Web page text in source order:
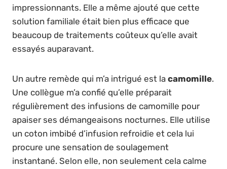
impressionnants. Elle a même ajouté que cette
solution familiale était bien plus efficace que
beaucoup de traitements coûteux qu’elle avait
essayés auparavant.
Un autre remède qui m’a intrigué est la camomille.
Une collègue m’a confié qu’elle préparait
régulièrement des infusions de camomille pour
apaiser ses démangeaisons nocturnes. Elle utilise
un coton imbibé d’infusion refroidie et cela lui
procure une sensation de soulagement
instantané. Selon elle, non seulement cela calme